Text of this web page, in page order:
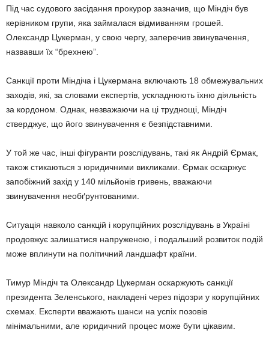
Під час судового засідання прокурор зазначив, що Міндіч був
керівником групи, яка займалася відмиванням грошей.
Олександр Цукерман, у свою чергу, заперечив звинувачення,
назвавши їх “брехнею”.
Санкції проти Міндіча і Цукермана включають 18 обмежувальних
заходів, які, за словами експертів, ускладнюють їхню діяльність
за кордоном. Однак, незважаючи на ці труднощі, Міндіч
стверджує, що його звинувачення є безпідставними.
У той же час, інші фігуранти розслідувань, такі як Андрій Єрмак,
також стикаються з юридичними викликами. Єрмак оскаржує
запобіжний захід у 140 мільйонів гривень, вважаючи
звинувачення необґрунтованими.
Ситуація навколо санкцій і корупційних розслідувань в Україні
продовжує залишатися напруженою, і подальший розвиток подій
може вплинути на політичний ландшафт країни.
Тимур Міндіч та Олександр Цукерман оскаржують санкції
президента Зеленського, накладені через підозри у корупційних
схемах. Експерти вважають шанси на успіх позовів
мінімальними, але юридичний процес може бути цікавим.